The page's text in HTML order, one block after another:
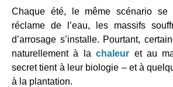
Chaque été, le même scénario
réclame de l’eau, les massifs
d’arrosage s’installe. Pourtant,
naturellement à lachaleur et au
secret tient à leur biologie – et à
à la plantation.